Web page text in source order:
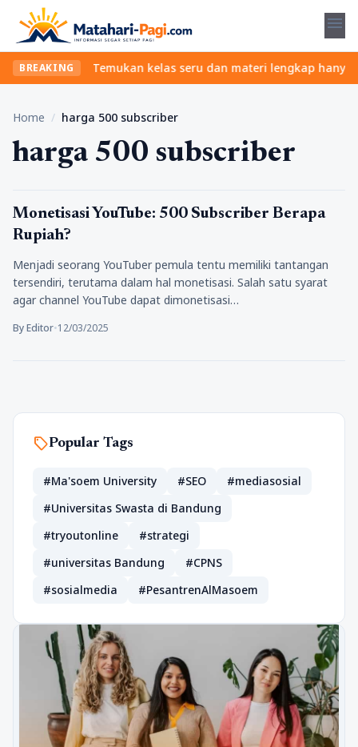
menu
BREAKING
ribet? Temukan kelas seru dan materi lengkap hanya di
Home / harga 500 subscriber
harga 500 subscriber
Tips
Monetisasi YouTube: 500 Subscriber Berapa
Rupiah?
Menjadi seorang YouTuber pemula tentu memiliki tantangan
tersendiri, terutama dalam hal monetisasi. Salah satu syarat
agar channel YouTube dapat dimonetisasi…
By Editor•12/03/2025
sellPopular Tags
#Ma'soem University #SEO
#mediasosial
#Universitas Swasta di Bandung
#tryoutonline
#strategi
#universitas Bandung
#CPNS
#sosialmedia
#PesantrenAlMasoem